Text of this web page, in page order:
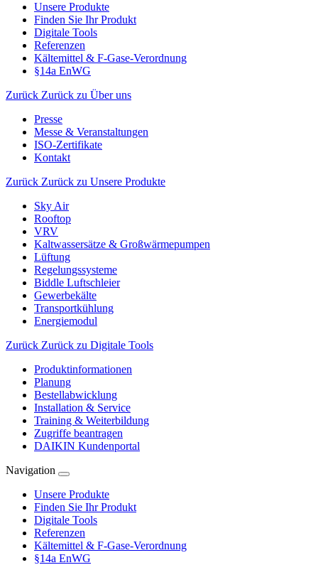
Unsere Produkte
Finden Sie Ihr Produkt
Digitale Tools
Referenzen
Kältemittel & F-Gase-Verordnung
§14a EnWG
Zurück Zurück zu Über uns
Presse
Messe & Veranstaltungen
ISO-Zertifikate
Kontakt
Zurück Zurück zu Unsere Produkte
Sky Air
Rooftop
VRV
Kaltwassersätze & Großwärmepumpen
Lüftung
Regelungssysteme
Biddle Luftschleier
Gewerbekälte
Transportkühlung
Energiemodul
Zurück Zurück zu Digitale Tools
Produktinformationen
Planung
Bestellabwicklung
Installation & Service
Training & Weiterbildung
Zugriffe beantragen
DAIKIN Kundenportal
Navigation
Unsere Produkte
Finden Sie Ihr Produkt
Digitale Tools
Referenzen
Kältemittel & F-Gase-Verordnung
§14a EnWG